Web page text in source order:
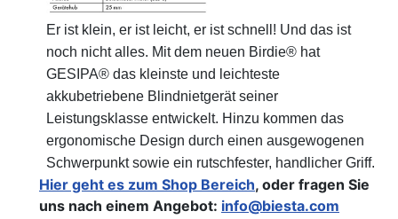
Er ist klein, er ist leicht, er ist schnell! Und das ist
noch nicht alles. Mit dem neuen Birdie® hat
GESIPA® das kleinste und leichteste
akkubetriebene Blindnietgerät seiner
Leistungsklasse entwickelt. Hinzu kommen das
ergonomische Design durch einen ausgewogenen
Schwerpunkt sowie ein rutschfester, handlicher Griff.
Hier geht es zum Shop Bereich, oder fragen Sie
uns nach einem Angebot: info@biesta.com